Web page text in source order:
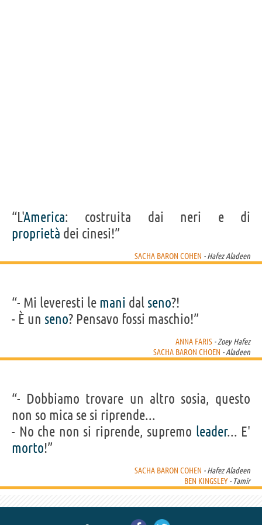
“L'America: costruita dai neri e di
proprietà dei cinesi!”
SACHA BARON COHEN - Hafez Aladeen
“- Mi leveresti le mani dal seno?!
- È un seno? Pensavo fossi maschio!”
ANNA FARIS - Zoey Hafez
SACHA BARON CHOEN - Aladeen
“- Dobbiamo trovare un altro sosia, questo
non so mica se si riprende...
- No che non si riprende, supremo leader... E'
morto!”
SACHA BARON COHEN - Hafez Aladeen
BEN KINGSLEY - Tamir